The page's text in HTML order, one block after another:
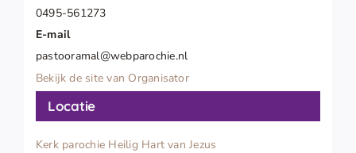
Locatie
Kerk parochie Heilig Hart van Jezus
0495-561273
E-mail
pastooramal@webparochie.nl
Bekijk de site van Organisator